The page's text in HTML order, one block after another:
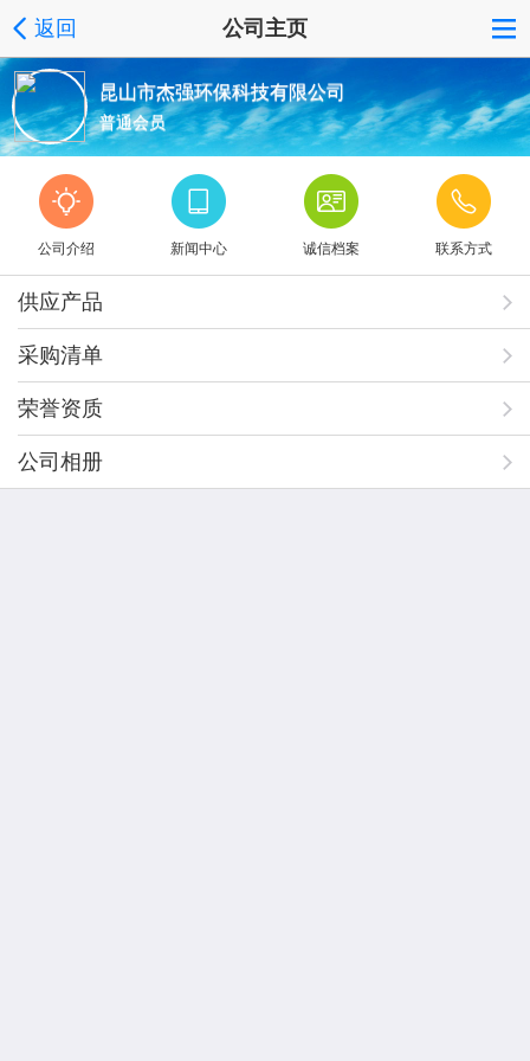
返回 公司主页
昆山市杰强环保科技有限公司
普通会员
公司介绍 新闻中心 诚信档案 联系方式
供应产品
采购清单
荣誉资质
公司相册